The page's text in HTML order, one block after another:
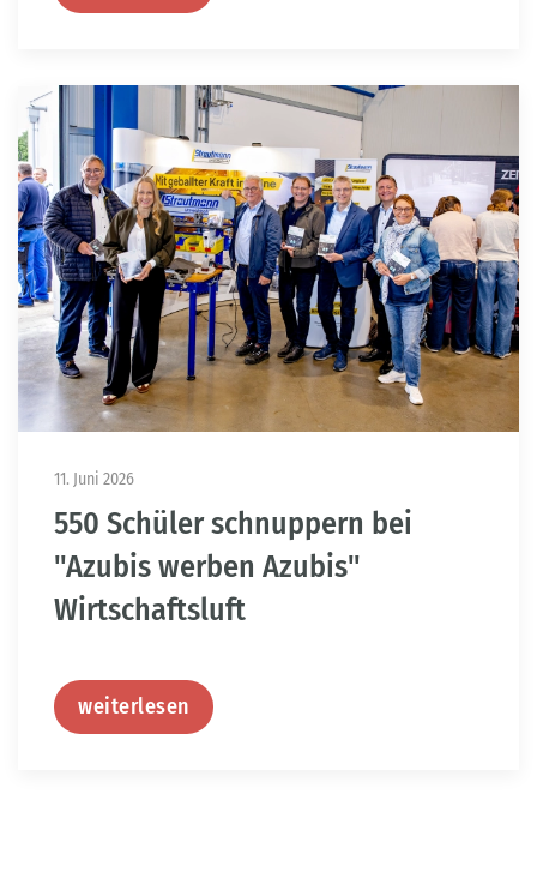
11. Juni 2026
550 Schüler schnuppern bei
"Azubis werben Azubis"
Wirtschaftsluft
weiterlesen